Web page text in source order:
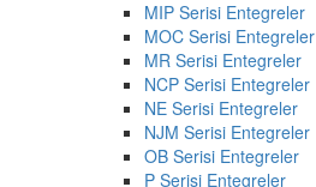
MIP Serisi Entegreler
MOC Serisi Entegreler
MR Serisi Entegreler
NCP Serisi Entegreler
NE Serisi Entegreler
NJM Serisi Entegreler
OB Serisi Entegreler
P Serisi Entegreler